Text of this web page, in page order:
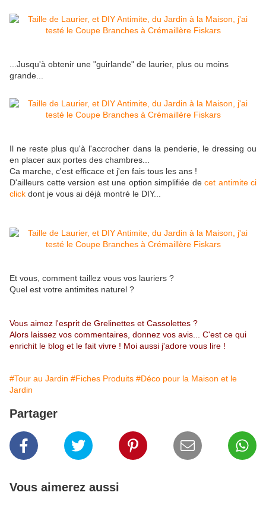
...Jusqu'à obtenir une "guirlande" de laurier, plus ou moins
grande...
Il ne reste plus qu'à l'accrocher dans la penderie, le dressing ou
en placer aux portes des chambres...
Ca marche, c'est efficace et j'en fais tous les ans !
D'ailleurs cette version est une option simplifiée de cet antimite ci
click dont je vous ai déjà montré le DIY...
Et vous, comment taillez vous vos lauriers ?
Quel est votre antimites naturel ?
Vous aimez l'esprit de Grelinettes et Cassolettes ?
Alors laissez vos commentaires, donnez vos avis... C'est ce qui
enrichit le blog et le fait vivre ! Moi aussi j'adore vous lire !
#Tour au Jardin #Fiches Produits #Déco pour la Maison et le
Jardin
Partager
Vous aimerez aussi